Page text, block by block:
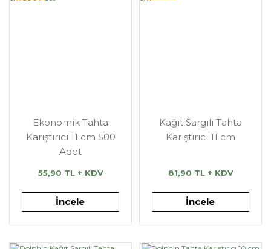
Ekonomik Tahta
Karıştırıcı 11 cm 500
Adet
55,90 TL + KDV
İncele
Kağıt Sargılı Tahta
Karıştırıcı 11 cm
81,90 TL + KDV
İncele